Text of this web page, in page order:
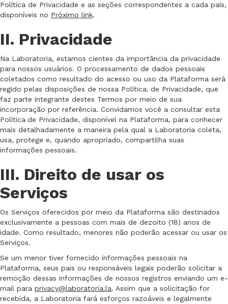
Política de Privacidade e as seções correspondentes a cada país,
disponíveis no Próximo link.
II. Privacidade
Na Laboratoria, estamos cientes da importância da privacidade
para nossos usuários. O processamento de dados pessoais
coletados como resultado do acesso ou uso da Plataforma será
regido pelas disposições de nossa Política. de Privacidade, que
faz parte integrante destes Termos por meio de sua
incorporação por referência. Convidamos você a consultar esta
Política de Privacidade, disponível na Plataforma, para conhecer
mais detalhadamente a maneira pela qual a Laboratoria coleta,
usa, protege e, quando apropriado, compartilha suas
informações pessoais.
III. Direito de usar os
Serviços
Os Serviços oferecidos por meio da Plataforma são destinados
exclusivamente a pessoas com mais de dezoito (18) anos de
idade. Como resultado, menores não poderão acessar ou usar os
Serviços.
Se um menor tiver fornecido informações pessoais na
Plataforma, seus pais ou responsáveis legais poderão solicitar a
remoção dessas informações de nossos registros enviando um e-
mail para privacy@laboratoria.la. Assim que a solicitação for
recebida, a Laboratoria fará esforços razoáveis e legalmente